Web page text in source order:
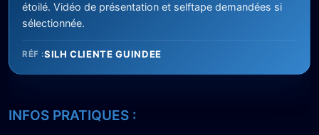
étoilé. Vidéo de présentation et selftape demandées si
sélectionnée.
RÉF :SILH CLIENTE GUINDEE
INFOS PRATIQUES :